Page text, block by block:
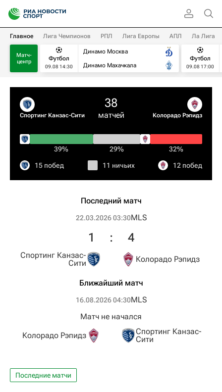
Главное Лига Чемпионов РПЛ Лига Европы АПЛ Ла Лига
Матч-
центр
Футбол
09.08 14:30
Динамо Москва
Динамо Махачкала
Футбол
09.08 17:00
Спортинг Канзас-Сити
38
матчей Колорадо Рэпидз
39% 29% 32%
15 побед 11 ничьих 12 побед
Последний матч
22.03.2026 03:30MLS
Спортинг Канзас-
Сити
1 : 4
Колорадо Рэпидз
Ближайший матч
16.08.2026 04:30MLS
Колорадо Рэпидз
Матч не начался
Спортинг Канзас-
Сити
Последние матчи